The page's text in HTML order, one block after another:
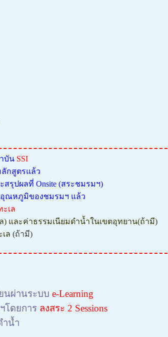
บัน SSI
กสูตรแล้ว
สรุปผลที่ Onsite (สระชมรมฯ)
อุณหภูมิของชมรมฯ แล้ว
เล
) และค่าธรรมเนียมดำน้ำในเขตอุทยาน(ถ้ามี)
เล(ถ้ามี)
นผ่านระบบ e-Learning
โดยการ ลงสระ 2 Sessions
ำน้ำ